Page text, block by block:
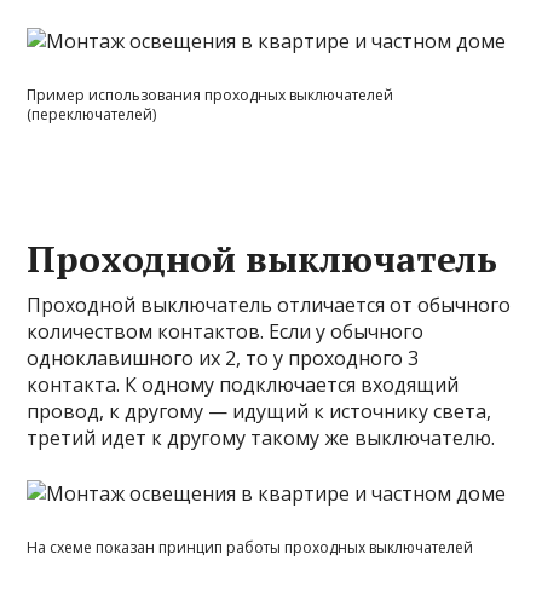
Пример использования проходных выключателей
(переключателей)
Проходной выключатель
Проходной выключатель отличается от обычного
количеством контактов. Если у обычного
одноклавишного их 2, то у проходного 3
контакта. К одному подключается входящий
провод, к другому — идущий к источнику света,
третий идет к другому такому же выключателю.
На схеме показан принцип работы проходных выключателей